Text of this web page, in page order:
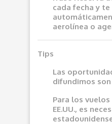
cada fecha y
aerolínea o
Tips
Las
difundimos
Para los
EE.UU., es